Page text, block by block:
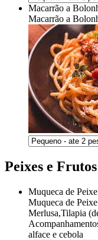
Macarrão a
Macarrão a
Peixes e
Muqueca de Peixe
Muqueca de Peixe
Merlusa,Tilapia
alface e cebola